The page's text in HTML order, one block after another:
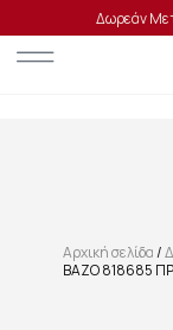
Δωρεάν
Αρχική σελίδα/
ΒΑΖΟ 818685